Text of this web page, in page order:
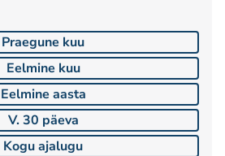
Praegune kuu
Eelmine kuu
Eelmine aasta
V. 30 päeva
Kogu ajalugu